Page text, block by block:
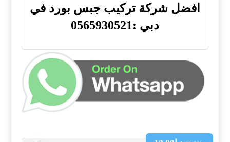
افضل شركة تركيب جبس بورد في
دبي :0565930521